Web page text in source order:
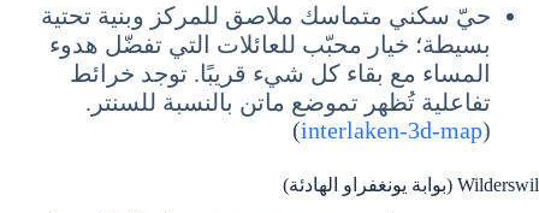
حيّ سكني متماسك ملاصق للمركز وبنية تحتية
بسيطة؛ خيار محبّب للعائلات التي تفضّل هدوء
المساء مع بقاء كل شيء قريبًا. توجد خرائط
تفاعلية تُظهر تموضع ماتن بالنسبة للسنتر.
(
interlaken-3d-map
)
Wilderswil (بوابة يونغفراو الهادئة)